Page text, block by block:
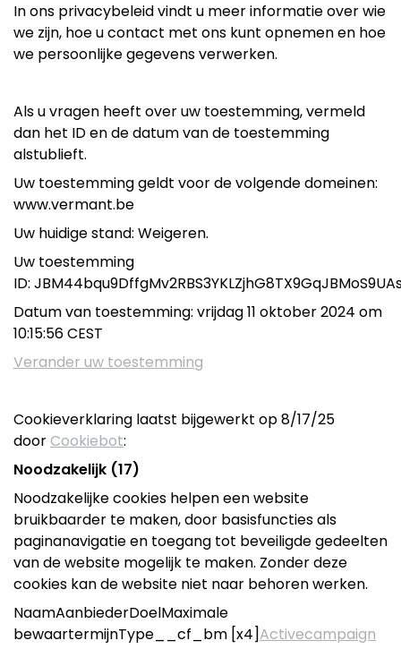
In ons privacybeleid vindt u meer informatie over wie
we zijn, hoe u contact met ons kunt opnemen en hoe
we persoonlijke gegevens verwerken.
Als u vragen heeft over uw toestemming, vermeld
dan het ID en de datum van de toestemming
alstublieft.
Uw toestemming geldt voor de volgende domeinen:
www.vermant.be
Uw huidige stand: Weigeren.
Uw toestemming
ID:
Datum van toestemming: vrijdag 11 oktober 2024 om
10:15:56 CEST
Verander uw toestemming
Cookieverklaring laatst bijgewerkt op 8/17/25
doorCookiebot:
Noodzakelijk (17)
Noodzakelijke cookies helpen een website
bruikbaarder te maken, door basisfuncties als
paginanavigatie en toegang tot beveiligde gedeelten
van de website mogelijk te maken. Zonder deze
cookies kan de website niet naar behoren werken.
NaamAanbiederDoelMaximale
bewaartermijnType__cf_bm [x4]Activecampaign